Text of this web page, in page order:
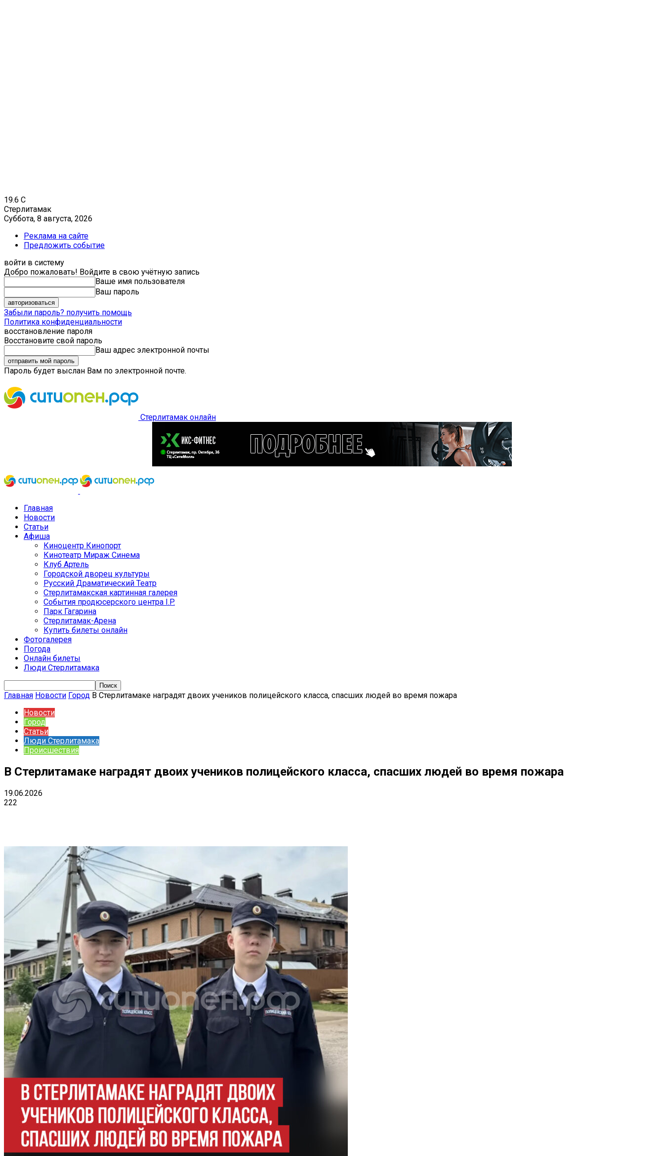
19.6 C
Стерлитамак
Суббота, 8 августа, 2026
Реклама на сайте
Предложить событие
войти в систему
Добро пожаловать! Войдите в свою учётную запись
Ваше имя пользователя
Ваш пароль
Забыли пароль? получить помощь
Политика конфиденциальности
восстановление пароля
Восстановите свой пароль
Ваш адрес электронной почты
Пароль будет выслан Вам по электронной почте.
Стерлитамак онлайн
Главная
Новости
Статьи
Афиша
Киноцентр Кинопорт
Кинотеатр Мираж Синема
Клуб Артель
Городской дворец культуры
Русский Драматический Театр
Стерлитамакская картинная галерея
События продюсерского центра I.P.
Парк Гагарина
Стерлитамак-Арена
Купить билеты онлайн
Фотогалерея
Погода
Онлайн билеты
Люди Стерлитамака
Главная Новости Город В Стерлитамаке наградят двоих учеников полицейского класса, спасших людей во время пожара
Новости
Город
Статьи
Люди Стерлитамака
Происшествия
В Стерлитамаке наградят двоих учеников полицейского класса, спасших людей во время пожара
19.06.2026
222